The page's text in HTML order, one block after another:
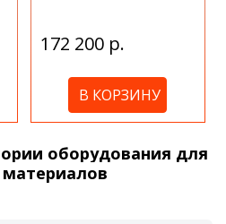
172 200 р.
В КОРЗИНУ
оборудования для
материалов